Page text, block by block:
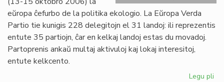
LF
eŭropa ĉefurbo de la politika ekologio. La Eŭropa Verda
Partio tie kunigis 228 delegitojn el 31 landoj: ili reprezentis
entute 35 partiojn, ĉar en kelkaj landoj estas du movadoj.
Partoprenis ankaŭ multaj aktivuloj kaj lokaj interesitoj,
entute kelkcento.
Legu pli